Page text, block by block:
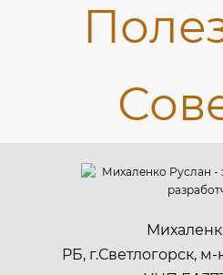
РБ, г.Светлогорск,